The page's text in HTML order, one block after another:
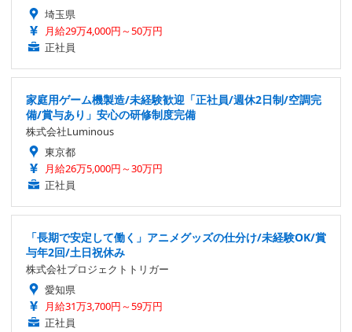
埼玉県
月給29万4,000円～50万円
正社員
家庭用ゲーム機製造/未経験歓迎「正社員/週休2日制/空調完
備/賞与あり」安心の研修制度完備
株式会社Luminous
東京都
月給26万5,000円～30万円
正社員
「長期で安定して働く」アニメグッズの仕分け/未経験OK/賞
与年2回/土日祝休み
株式会社プロジェクトトリガー
愛知県
月給31万3,700円～59万円
正社員